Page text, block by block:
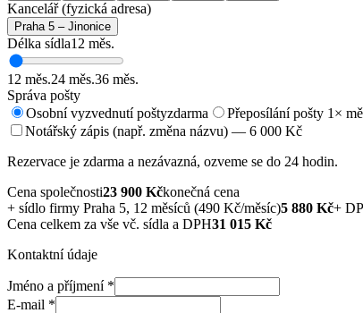
Kancelář (fyzická adresa)
Praha 5 – Jinonice
Délka sídla12 měs.
12 měs.24 měs.36 měs.
Správa pošty
Osobní vyzvednutí poštyzdarma Přeposílání pošty 1×
Notářský zápis (např. změna názvu) — 6 000 Kč
Rezervace je zdarma a nezávazná, ozveme se do 24 hodin.
Cena společnosti23 900 Kčkonečná cena
+ sídlo firmy Praha 5, 12 měsíců (490 Kč/měsíc)5 880 Kč+
Cena celkem za vše vč. sídla a DPH31 015 Kč
Kontaktní údaje
Jméno a příjmení*
E-mail *